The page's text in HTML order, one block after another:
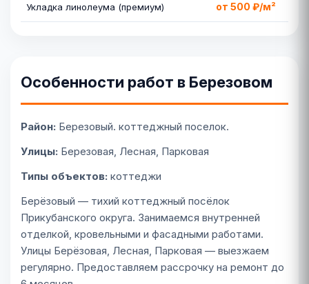
Укладка линолеума (премиум) от 500 ₽/м²
Особенности работ в Березовом
Район: Березовый. коттеджный поселок.
Улицы: Березовая, Лесная, Парковая
Типы объектов: коттеджи
Берёзовый — тихий коттеджный посёлок
Прикубанского округа. Занимаемся внутренней
отделкой, кровельными и фасадными работами.
Улицы Берёзовая, Лесная, Парковая — выезжаем
регулярно. Предоставляем рассрочку на ремонт до